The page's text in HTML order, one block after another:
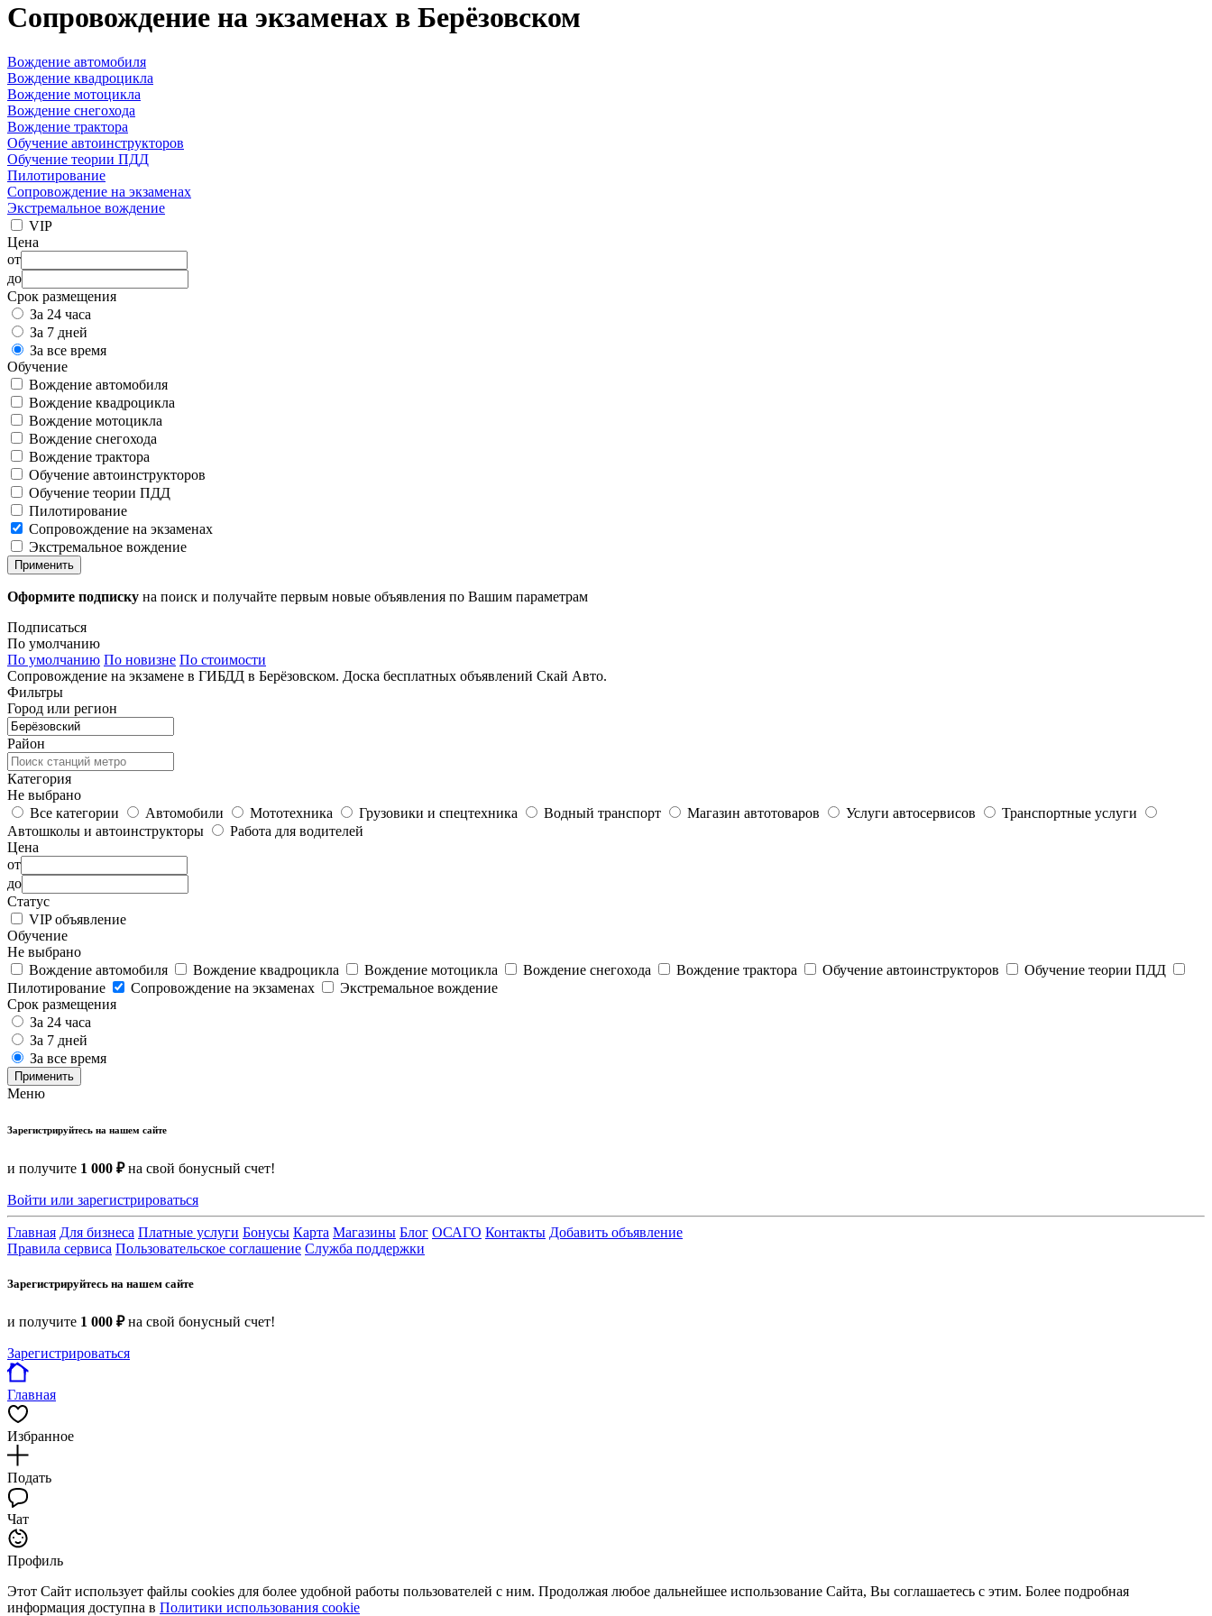
Сопровождение на экзаменах в Берёзовском
Вождение автомобиля
Вождение квадроцикла
Вождение мотоцикла
Вождение снегохода
Вождение трактора
Обучение автоинструкторов
Обучение теории ПДД
Пилотирование
Сопровождение на экзаменах
Экстремальное вождение
VIP
Цена
от
до
Срок размещения
За 24 часа
За 7 дней
За все время
Обучение
Вождение автомобиля
Вождение квадроцикла
Вождение мотоцикла
Вождение снегохода
Вождение трактора
Обучение автоинструкторов
Обучение теории ПДД
Пилотирование
Сопровождение на экзаменах
Экстремальное вождение
Применить
Оформите подписку на поиск и получайте первым новые объявления по Вашим параметрам
Подписаться
По умолчанию
По умолчанию По новизне По стоимости
Сопровождение на экзамене в ГИБДД в Берёзовском. Доска бесплатных объявлений Скай Авто.
Фильтры
Город или регион
Район
Категория
Не выбрано
Все категории
Автомобили Мототехника Грузовики и спецтехника Водный транспорт Магазин автотоваров Услуги автосервисов
Транспортные услуги
Автошколы и автоинструкторы
Работа для водителей
Цена
от
до
Статус
VIP объявление
Обучение
Не выбрано
Вождение автомобиля
Вождение квадроцикла Вождение мотоцикла Вождение снегохода Вождение трактора Обучение автоинструкторов
Обучение теории ПДД
Пилотирование
Сопровождение на экзаменах
Экстремальное вождение
Срок размещения
За 24 часа
За 7 дней
За все время
Применить
Меню
Зарегистрируйтесь на нашем сайте
и получите 1 000 ₽на свой бонусный счет!
Войти или зарегистрироваться
Главная Для бизнеса Платные услуги Бонусы Карта Магазины Блог ОСАГО Контакты Добавить объявление
Правила сервиса Пользовательское соглашение Служба поддержки
Зарегистрируйтесь на нашем сайте
и получите 1 000 ₽на свой бонусный счет!
Зарегистрироваться
Главная
Избранное
Подать
Чат
Профиль
Этот Сайт использует файлы cookies для более удобной работы пользователей с ним. Продолжая любое дальнейшее использование Сайта, Вы соглашаетесь с этим. Более подробная
информация доступна в Политики использования cookie